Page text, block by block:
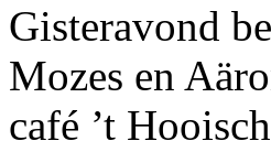
Gisteravond
Mozes en
café ’t